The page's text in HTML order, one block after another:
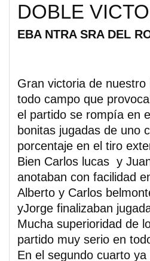
DOBLE
EBA NTRA SRA DEL
Gran victoria de
todo campo que
el partido se rompía en
bonitas jugadas de uno
porcentaje en el tiro
Bien Carlos lucas y
anotaban con facilidad
Alberto y Carlos
yJorge finalizaban
Mucha superioridad de
partido muy serio en
En el segundo cuarto